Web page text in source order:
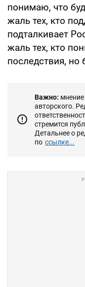
понимаю, что
жаль тех, кто
подталкивает
жаль тех, кто
последствия, но
Важно:
авторского.
стремится
Детальнее о
по ссылке...